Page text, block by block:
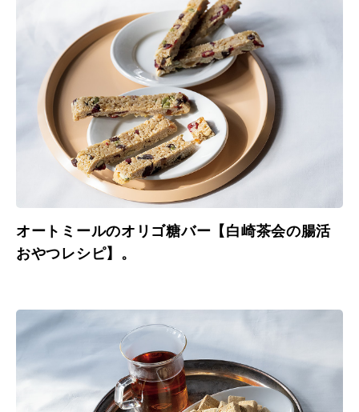
オートミールのオリゴ糖バー【白崎茶会の腸活
おやつレシピ】。